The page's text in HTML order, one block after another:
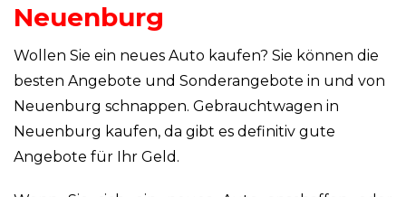
Neuenburg
Wollen Sie ein neues Auto kaufen? Sie können die
besten Angebote und Sonderangebote in und von
Neuenburg schnappen. Gebrauchtwagen in
Neuenburg kaufen, da gibt es definitiv gute
Angebote für Ihr Geld.